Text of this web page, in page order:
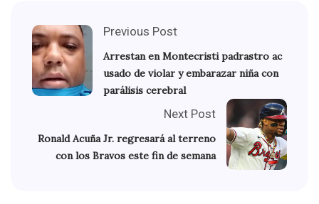
Previous Post
Arrestan en Montecristi padrastro ac
usado de violar y embarazar niña con
parálisis cerebral
Next Post
Ronald Acuña Jr. regresará al terreno
con los Bravos este fin de semana